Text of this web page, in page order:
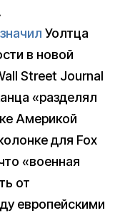
Уолтца
в новой
Street Journal
«разделял
Америкой
для Fox
«военная
от
европейскими